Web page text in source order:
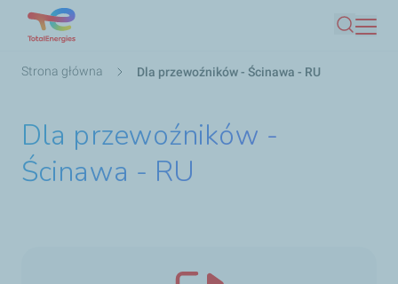
treści
Szukaj
Ścieżka
Strona główna Dla przewoźników - Ścinawa - RU
Dla przewoźników -
Ścinawa - RU